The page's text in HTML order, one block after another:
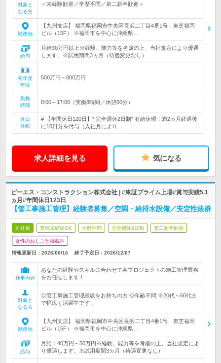
対象と
なる方
＜未経験歓迎／学歴不問／第二新卒歓迎＞
勤務地
【九州支店】 福岡県福岡市中央区長浜二丁目4番1号 東芝福岡
ビル（15F） ※福岡市を中心に沖縄県…
給与
月給30万円以上※経験、能力等を考慮の上、当社規定により優遇
します。※試用期間3ヵ月（待遇変更なし）
初年度
年収
500万円～800万円
勤務
時間
8:00～17:00（実働8時間／休憩60分）
休日
休暇
# 【年間休日120日】* 完全週休2日制* 有給休暇：満2ヵ月経過後
に10日分を付与（入社月により…
求人詳細を見る 気になる
ピーエス・コンストラクション株式会社 | #東証プライム上場#賞与実績5.1
ヵ月#年間休日123日
【管工事施工管理】経験者募集／空調・給排水設備／安定性抜群
正社員 業種未経験OK 学歴不問 完全週休2日制 第二新卒歓迎
女性のおしごと掲載中
情報更新日：2026/06/16 終了予定日： 2026/12/07
仕事内容
あなたの経験やスキルに合わせて各プロジェクトの施工管理業務
をお任せします！
対象と
なる方
◎管工事施工管理経験をお持ちの方 ◎年齢不問 ※20代～60代ま
で幅広く活躍中です 。
勤務地
【九州支店】 福岡県福岡市中央区長浜二丁目4番1号 東芝福岡
ビル（15F） ※福岡市を中心に沖縄県…
給与
月給：40万円～50万円※経験、能力等を考慮の上、当社規定によ
り優遇します。※試用期間3ヵ月（待遇変更なし）